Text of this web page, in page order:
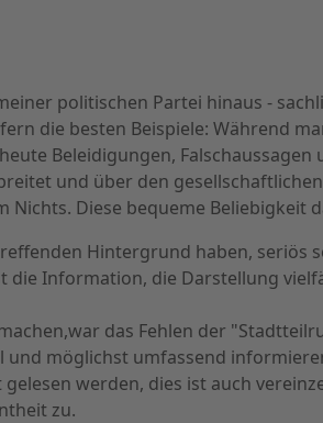
politischen Partei hinaus -
die besten Beispiele: Während
Beleidigungen,
und über den
Nichts. Diese bequeme
Hintergrund haben, seriös
die Information, die Darstellung
das Fehlen der
und möglichst umfassend
werden, dies ist auch
zu.